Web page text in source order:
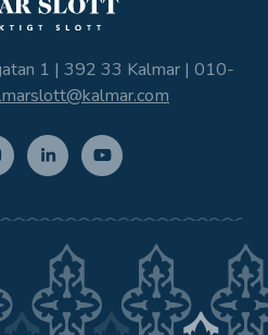
1 | 392 33 Kalmar | 010-